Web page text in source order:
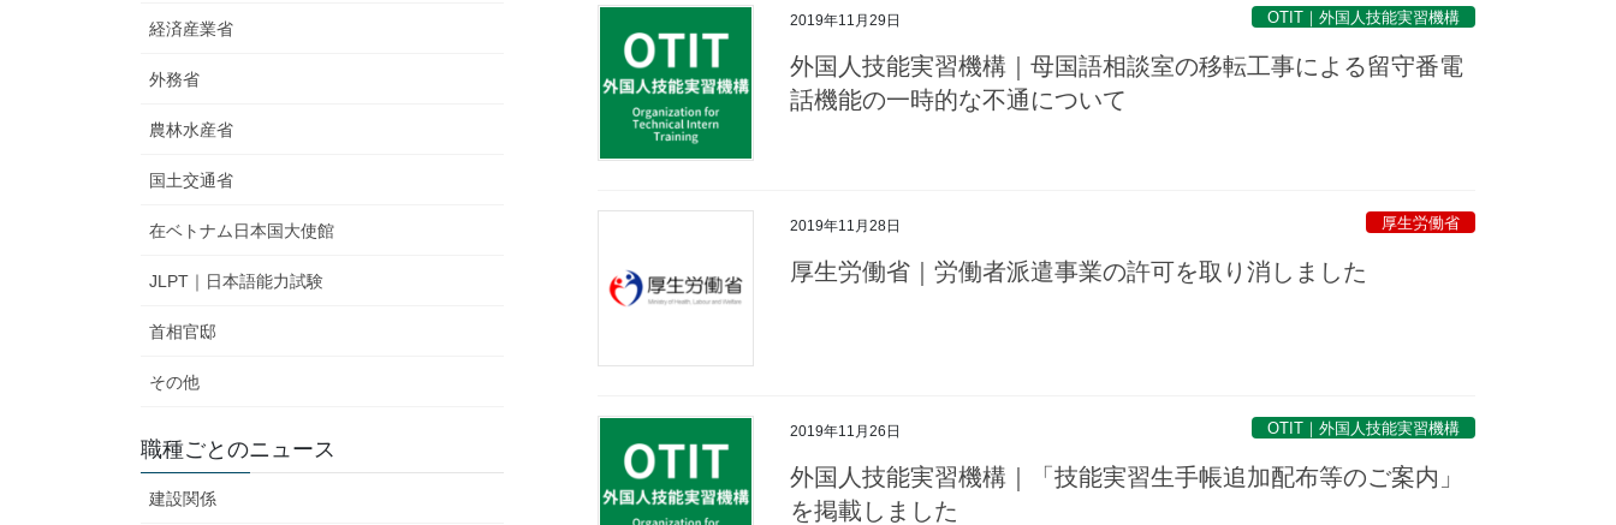
2019年11月29日 OTIT｜外国人技能実習機構
外国人技能実習機構｜母国語相談室の移転工事による留守番電
話機能の一時的な不通について
2019年11月28日 厚生労働省
厚生労働省｜労働者派遣事業の許可を取り消しました
2019年11月26日 OTIT｜外国人技能実習機構
外国人技能実習機構｜「技能実習生手帳追加配布等のご案内」
を掲載しました
経済産業省
外務省
農林水産省
国土交通省
在ベトナム日本国大使館
JLPT｜日本語能力試験
首相官邸
その他
職種ごとのニュース
建設関係